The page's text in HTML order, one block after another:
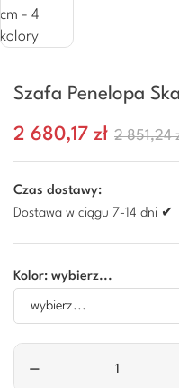
Szafa Penelopa
2 680,17 zł 2 851,24
Czas dostawy:
Dostawa w ciągu 7-14 dni ✔
Kolor: wybierz...
–